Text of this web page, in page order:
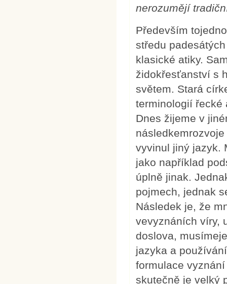
nerozumějí
Především
středu
klasické atiky.
židokřesťanství s
světem. Stará
terminologií řecké
Dnes žijeme v
vyvinul jiný jazyk.
jako například
úplně jinak.
pojmech, jednak
Následek je, že
vevyznáních víry,
doslova,
jazyka a
formulace
skutečně je velký